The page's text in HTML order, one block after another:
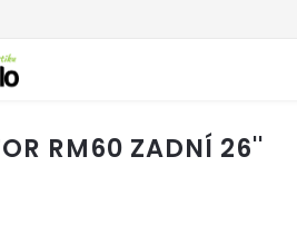
RM60 ZADNÍ 26''